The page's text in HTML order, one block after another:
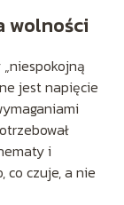
wolności
jest napięcie
i
co czuje, a nie